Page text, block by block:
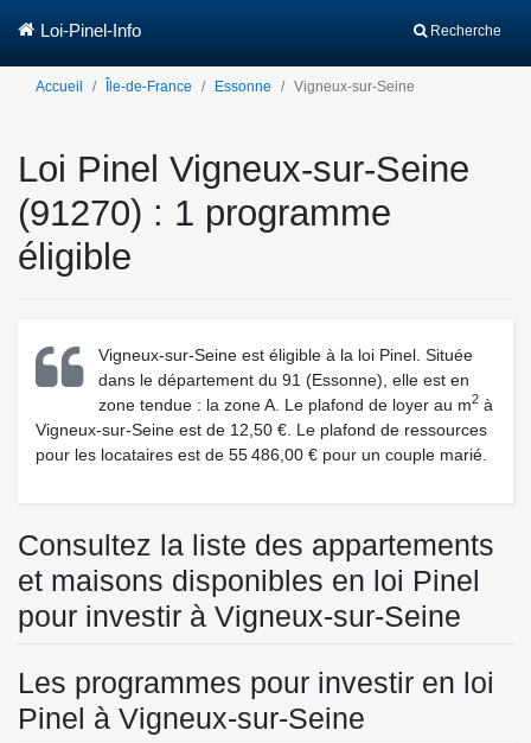
Recherche
Loi-Pinel-Info
Accueil Île-de-France Essonne Vigneux-sur-Seine
Loi Pinel Vigneux-sur-Seine
(91270) : 1 programme
éligible
Vigneux-sur-Seine est éligible à la loi Pinel. Située
dans le département du 91 (Essonne), elle est en
zone tendue : la zone A. Le plafond de loyer au m2à
Vigneux-sur-Seine est de 12,50 €. Le plafond de ressources
pour les locataires est de 55 486,00 € pour un couple marié.
Consultez la liste des appartements
et maisons disponibles en loi Pinel
pour investir à Vigneux-sur-Seine
Les programmes pour investir en loi
Pinel à Vigneux-sur-Seine